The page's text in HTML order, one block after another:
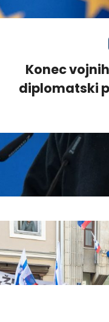
Konec
diplomatski